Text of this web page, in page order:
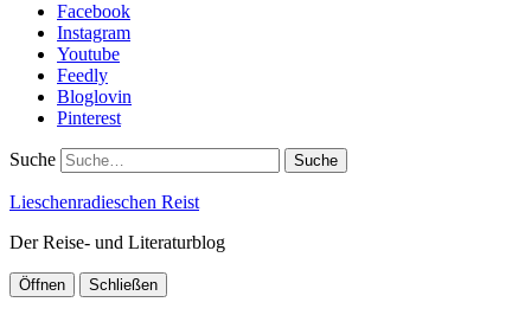
Facebook
Instagram
Youtube
Feedly
Bloglovin
Pinterest
Suche
Lieschenradieschen Reist
Der Reise- und Literaturblog
Öffnen Schließen